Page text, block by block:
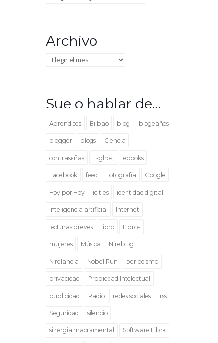
Archivo
Archivo
Suelo hablar de…
Aprendices Bilbao blog blogeaños
blogger blogs Ciencia
contraseñas E-ghost ebooks
Facebook feed Fotografía Google
Hoy por Hoy icities identidad digital
inteligencia artificial Internet
lecturas breves libro Libros
mujeres Música Nireblog
Nirelandia Nobel Run periodismo
privacidad Propiedad Intelectual
publicidad Radio redes sociales rss
Seguridad silencio
sinergia macramental Software Libre